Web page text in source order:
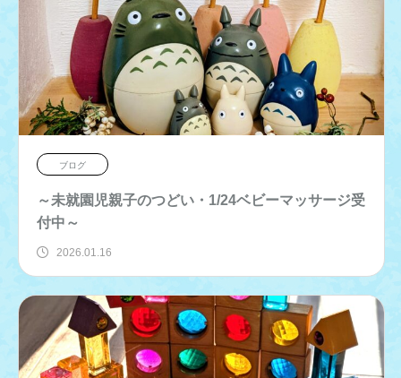
ブログ
～未就園児親子のつどい・1/24ベビーマッサージ受
付中～
2026.01.16